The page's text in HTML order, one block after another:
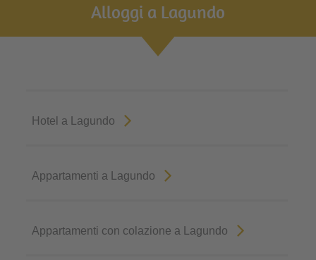
Alloggi a Lagundo
Hotel a Lagundo
Appartamenti a Lagundo
Appartamenti con colazione a Lagundo